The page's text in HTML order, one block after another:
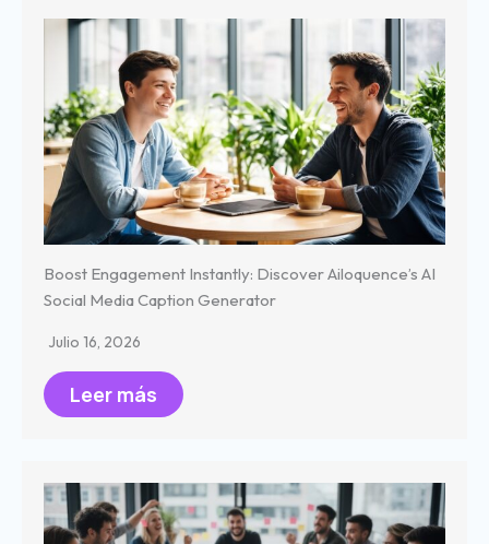
Boost Engagement Instantly: Discover Ailoquence’s AI
Social Media Caption Generator
Julio 16, 2026
Leer más